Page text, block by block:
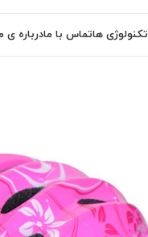
تکنولوژی هاتماس با مادرباره ی